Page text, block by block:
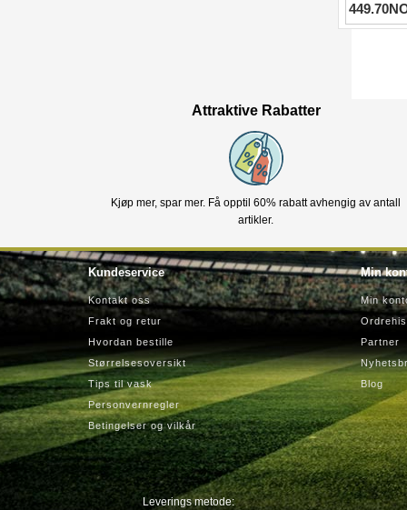
Attraktive Rabatter
Kjøp mer, spar mer. Få opptil 60% rabatt avhengig av antall
artikler.
Kundeservice
Kontakt oss
Frakt og retur
Hvordan bestille
Størrelsesoversikt
Tips til vask
Personvernregler
Betingelser og vilkår
Min
Min
Partner
Blog
Leverings metode: